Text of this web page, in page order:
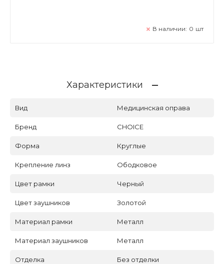
В наличии: 0 шт
Характеристики
Вид Медицинская оправа
Бренд CHOICE
Форма Круглые
Крепление линз Ободковое
Цвет рамки Черный
Цвет заушников Золотой
Материал рамки Металл
Материал заушников Металл
Отделка Без отделки